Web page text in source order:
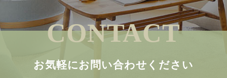
CONTACT
お気軽にお問い合わせください